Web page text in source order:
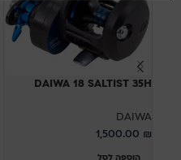
DAIWA 18 SALTIST 35H
DAIWA
1,500.00 ₪
הוספה לסל